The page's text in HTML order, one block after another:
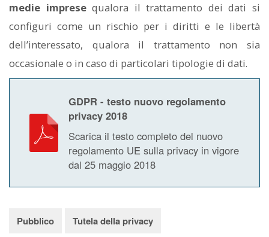
medie impresequalora il trattamento dei dati si
configuri come un rischio per i diritti e le libertà
dell’interessato, qualora il trattamento non sia
occasionale o in caso di particolari tipologie di dati.
GDPR - testo nuovo regolamento
privacy 2018
Scarica il testo completo del nuovo
regolamento UE sulla privacy in vigore
dal 25 maggio 2018
Pubblico Tutela della privacy